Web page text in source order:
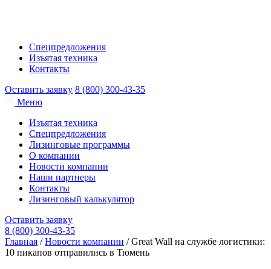
Спецпредложения
Изъятая техника
Контакты
Оставить заявку 8 (800) 300-43-35
Меню
Изъятая техника
Спецпредложения
Лизинговые программы
О компании
Новости компании
Наши партнеры
Контакты
Лизинговый калькулятор
Оставить заявку
8 (800) 300-43-35
Главная /Новости компании /Great Wall на службе логистики:
10 пикапов отправились в Тюмень